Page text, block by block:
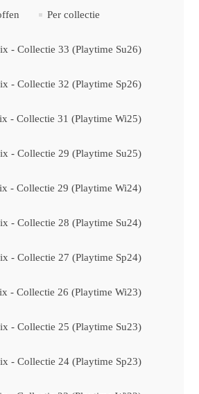
Per collectie
- Collectie 33 (Playtime Su26)
- Collectie 32 (Playtime Sp26)
- Collectie 31 (Playtime Wi25)
- Collectie 29 (Playtime Su25)
- Collectie 29 (Playtime Wi24)
- Collectie 28 (Playtime Su24)
- Collectie 27 (Playtime Sp24)
- Collectie 26 (Playtime Wi23)
- Collectie 25 (Playtime Su23)
- Collectie 24 (Playtime Sp23)